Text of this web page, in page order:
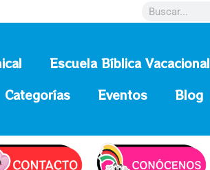
Escuela Bíblica Vacacional
Categorías
Eventos Blog